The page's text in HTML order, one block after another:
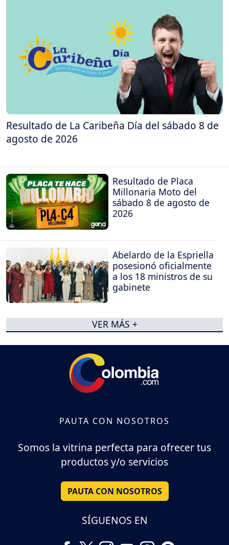
Resultado de La Caribeña Día del sábado 8 de
agosto de 2026
Resultado de Placa
Millonaria Moto del
sábado 8 de agosto de
2026
Abelardo de la Espriella
posesionó oficialmente
a los 18 ministros de su
gabinete
VER MÁS +
PAUTA CON NOSOTROS
Somos la vitrina perfecta para ofrecer tus
productos y/o servicios
PAUTA CON NOSOTROS
SÍGUENOS EN